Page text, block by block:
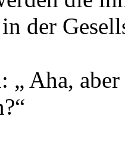
der
„ Aha,